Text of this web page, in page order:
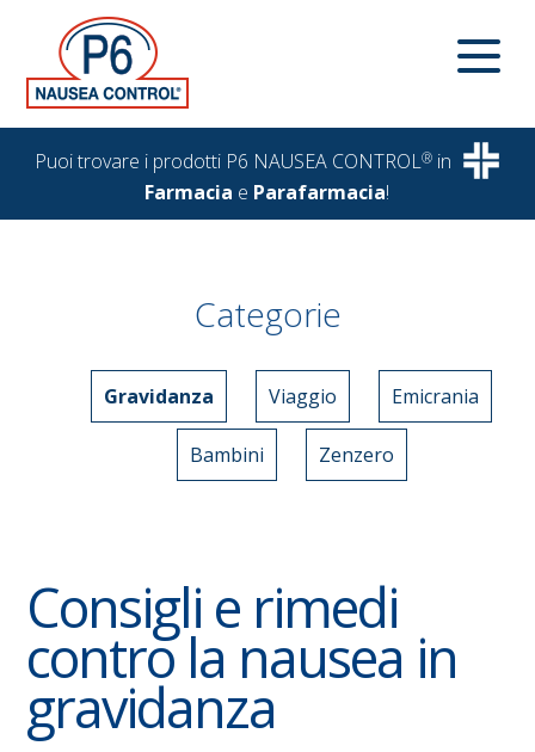
Puoi trovare i prodotti P6 NAUSEA CONTROL® in
Farmacia e Parafarmacia!
Categorie
Gravidanza Viaggio Emicrania
Bambini Zenzero
Consigli e rimedi
contro la nausea in
gravidanza